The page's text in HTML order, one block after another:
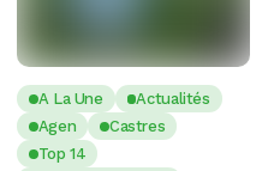
A La Une
Actualités
Agen
Castres
Top 14